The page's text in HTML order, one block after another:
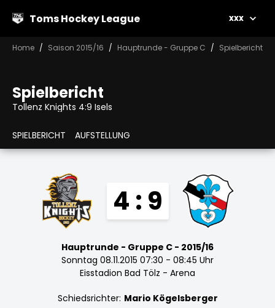
Toms Hockey League xxx
Home Saison 2015/16 Hauptrunde - Gruppe C Spielbericht
Spielbericht
Tollenz Knights 4:9 Isels
SPIELBERICHT AUFSTELLUNG
4 : 9
Hauptrunde - Gruppe C - 2015/16
Sonntag 08.11.2015 07:30 - 08:45 Uhr
Eisstadion Bad Tölz - Arena
Schiedsrichter: Mario Kögelsberger